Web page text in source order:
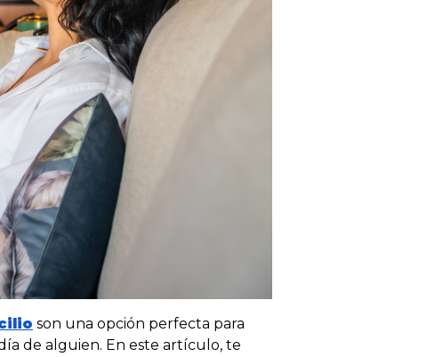
son una opción perfecta para
de alguien. En este artículo, te